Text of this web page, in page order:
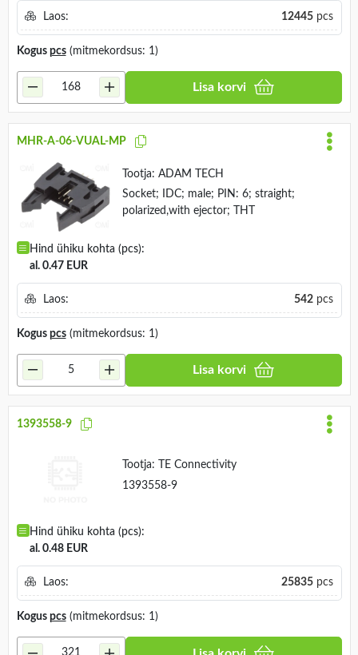
Laos: 12445pcs
Kogus pcs(mitmekordsus: 1)
Lisa korvi
MHR-A-06-VUAL-MP
Tootja: ADAM TECH
Socket; IDC; male; PIN: 6; straight;
polarized,with ejector; THT
Hind ühiku kohta (pcs):
al. 0.47 EUR
Laos: 542pcs
Kogus pcs(mitmekordsus: 1)
Lisa korvi
1393558-9
Tootja:
TE Connectivity
1393558-9
Hind ühiku kohta (pcs):
al. 0.48 EUR
Laos: 25835pcs
Kogus pcs(mitmekordsus: 1)